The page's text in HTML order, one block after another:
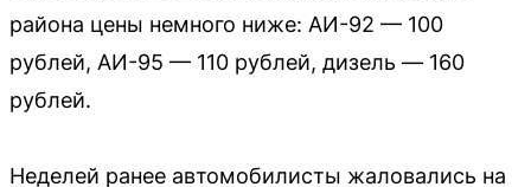
района цены немного ниже: АИ-92 — 100
рублей, АИ-95 — 110 рублей, дизель — 160
рублей.
Неделей ранее автомобилисты жаловались на